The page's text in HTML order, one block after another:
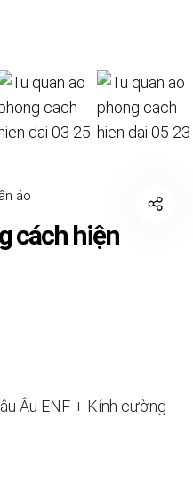
áo
cách hiện
Âu ENF + Kính cường